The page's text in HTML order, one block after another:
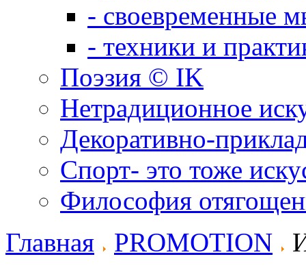
- своевременные
- техники и
Поэзия © IK
Нетрадиционное
Декоративно-
Спорт- это тоже
Философия
Главная
PROMOTION